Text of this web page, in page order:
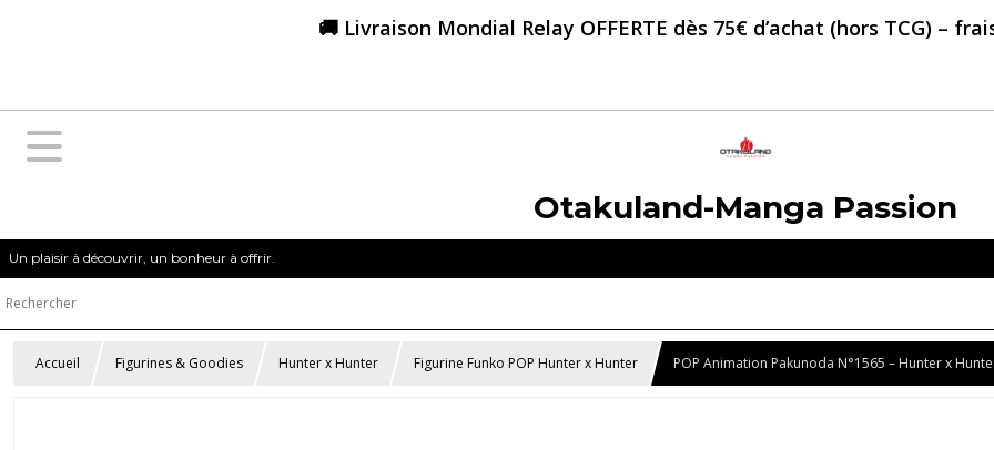
🚚 Livraison Mondial Relay OFFERTE dès 75€ d’achat (hors TCG) –
Otakuland-Manga Passion
Un plaisir à découvrir, un bonheur à offrir.
Accueil Figurines & Goodies Hunter x Hunter Figurine Funko POP Hunter x Hunter POP Animation Pakunoda N°1565 – Hunter x